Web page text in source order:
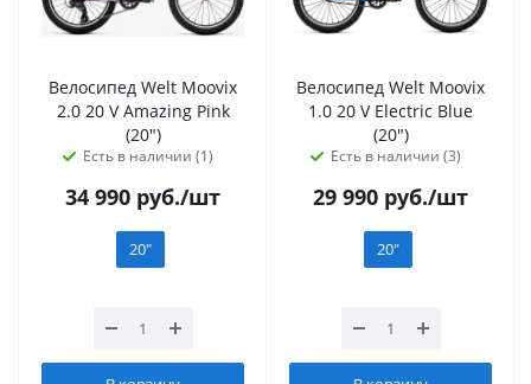
Велосипед Welt Moovix
2.0 20 V Amazing Pink
(20")
Есть в наличии (1)
34 990 руб./шт
20"
Велосипед Welt Moovix
1.0 20 V Electric Blue
(20")
Есть в наличии (3)
29 990 руб./шт
20"